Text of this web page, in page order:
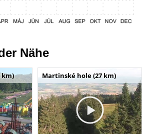
Nähe
km) Martinské hole (27 km)